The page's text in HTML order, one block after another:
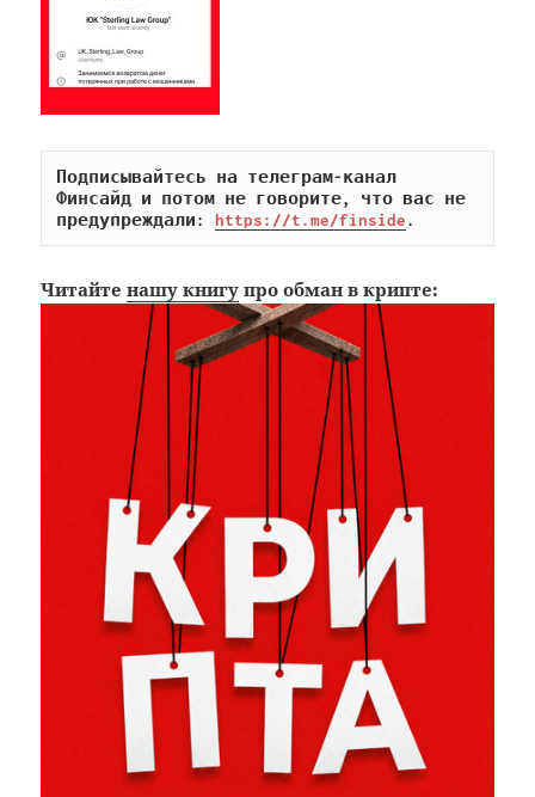
Подписывайтесь на телеграм-канал
Финсайд и потом не говорите, что вас не
предупреждали: https://t.me/finside.
Читайтенашу книгу про обман в крипте: